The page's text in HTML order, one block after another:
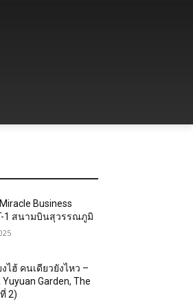
Business
1 สนามบินสุวรรณภูมิ
ไฮ้ คนเดียวยังไหว –
Yuyuan Garden, The
2)